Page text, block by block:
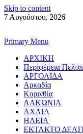
Skip to content
7 Αυγούστου, 2026
Primary Menu
ΑΡΧΙΚΗ
Περιφέρεια
ΑΡΓΟΛΙΔΑ
Αρκαδία
Κορινθία
ΛΑΚΩΝΙΑ
ΑΧΑΙΑ
ΗΛΕΙΑ
ΕΚΤΑΚΤΟ